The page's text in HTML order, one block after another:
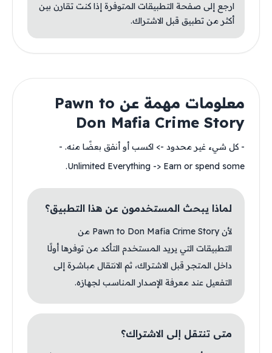
ارجع إلى صفحة التطبيقات المتوفرة إذا كنت تقارن بين
أكثر من تطبيق قبل الاشتراك.
معلومات مهمة عن Pawn to
Don Mafia Crime Story
- كل شيء غير محدود -> اكسب أو أنفق بعضًا منه. -
Unlimited Everything -> Earn or spend some.
لماذا يبحث المستخدمون عن هذا التطبيق؟
لأن Pawn to Don Mafia Crime Story من
التطبيقات التي يريد المستخدم التأكد من توفرها أولًا
داخل المتجر قبل الاشتراك، ثم الانتقال مباشرة إلى
التفعيل عند معرفة الإصدار المناسب لجهازه.
متى تنتقل إلى الاشتراك؟